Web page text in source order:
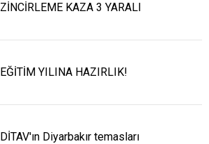
ZİNCİRLEME KAZA 3 YARALI
EĞİTİM YILINA HAZIRLIK!
DİTAV'ın Diyarbakır temasları